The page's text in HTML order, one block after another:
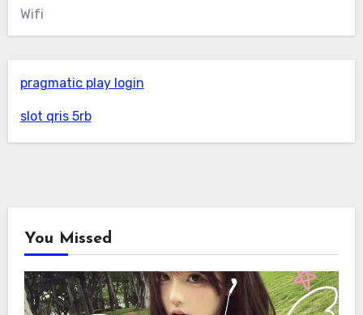
Wifi
pragmatic play login
slot qris 5rb
You Missed